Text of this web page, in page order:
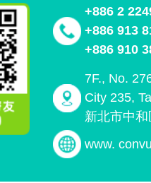
+886 2
+886 913
+886 910
7F., No.
City 235,
新北市中
www.